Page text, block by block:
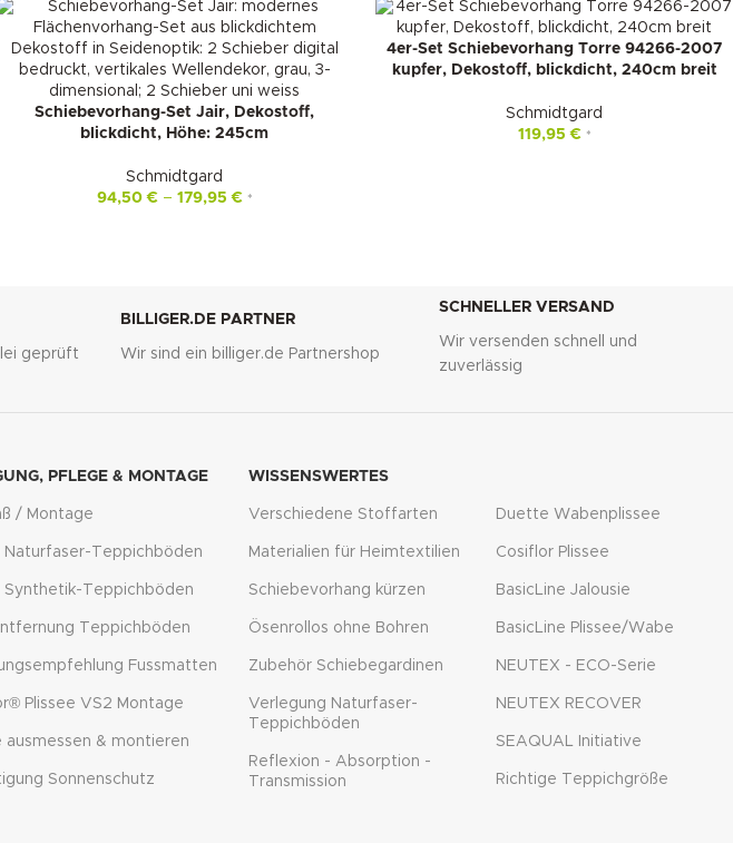
Schiebevorhang-Set Jair, Dekostoff,
blickdicht, Höhe: 245cm
Schmidtgard
94,50€– 179,95€ *
4er-Set Schiebevorhang Torre 94266-2007
kupfer, Dekostoff, blickdicht, 240cm breit
Schmidtgard
119,95€ *
geprüft
BILLIGER.DE PARTNER
Wir sind ein billiger.de Partnershop
SCHNELLER VERSAND
Wir versenden schnell und
zuverlässig
PFLEGE & MONTAGE
/ Montage
Naturfaser-Teppichböden
Synthetik-Teppichböden
Teppichböden
Fussmatten
Plissee VS2 Montage
ausmessen & montieren
Sonnenschutz
WISSENSWERTES
Verschiedene Stoffarten
Materialien für Heimtextilien
Schiebevorhang kürzen
Ösenrollos ohne Bohren
Zubehör Schiebegardinen
Verlegung Naturfaser-
Teppichböden
Reflexion - Absorption -
Transmission
Duette Wabenplissee
Cosiflor Plissee
BasicLine Jalousie
BasicLine Plissee/Wabe
NEUTEX - ECO-Serie
NEUTEX RECOVER
SEAQUAL Initiative
Richtige Teppichgröße